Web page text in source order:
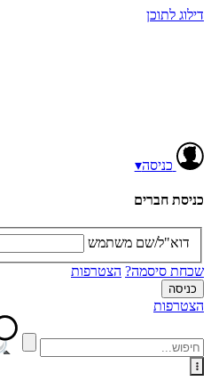
דילוג לתוכן
כניסה▾
כניסת חברים
דוא"ל/שם משתמש
שכחת סיסמה? הצטרפות
הצטרפות